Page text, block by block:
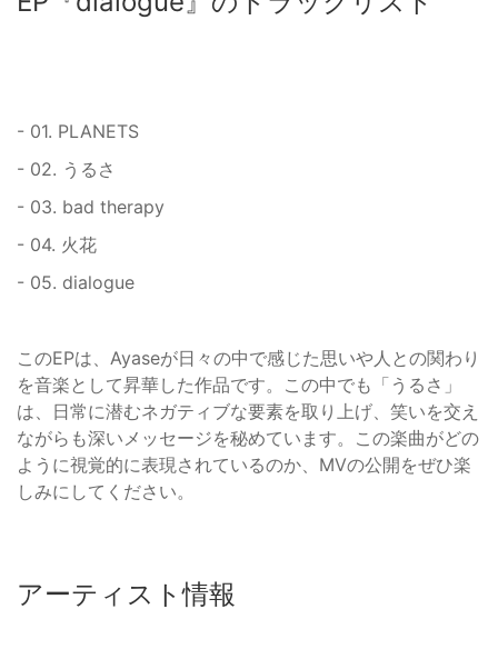
- 01. PLANETS
- 02. うるさ
- 03. bad therapy
- 04. 火花
- 05. dialogue
このEPは、Ayaseが日々の中で感じた思いや人との関わり
を音楽として昇華した作品です。この中でも「うるさ」
は、日常に潜むネガティブな要素を取り上げ、笑いを交え
ながらも深いメッセージを秘めています。この楽曲がどの
ように視覚的に表現されているのか、MVの公開をぜひ楽
しみにしてください。
アーティスト情報